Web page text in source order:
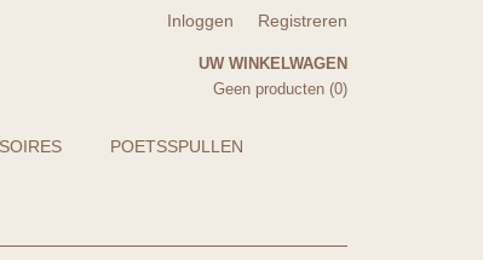
Inloggen Registreren
UW WINKELWAGEN
Geen producten (0)
POETSSPULLEN